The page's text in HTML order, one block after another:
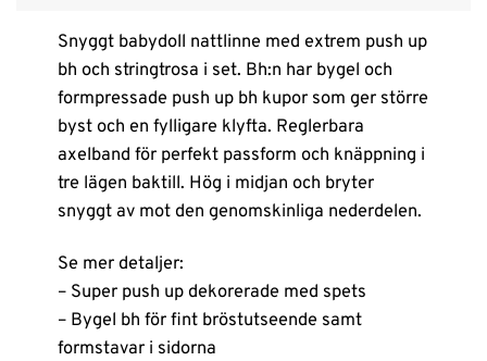
Snyggt babydoll nattlinne med extrem push up
bh och stringtrosa i set. Bh:n har bygel och
formpressade push up bh kupor som ger större
byst och en fylligare klyfta. Reglerbara
axelband för perfekt passform och knäppning i
tre lägen baktill. Hög i midjan och bryter
snyggt av mot den genomskinliga nederdelen.
Se mer detaljer:
– Super push up dekorerade med spets
– Bygel bh för fint bröstutseende samt
formstavar i sidorna